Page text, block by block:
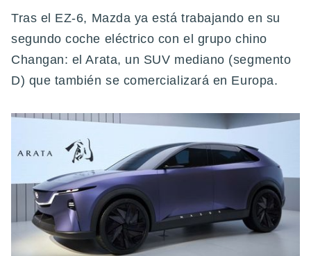
Tras el EZ-6, Mazda ya está trabajando en su
segundo coche eléctrico con el grupo chino
Changan: el Arata, un SUV mediano (segmento
D) que también se comercializará en Europa.